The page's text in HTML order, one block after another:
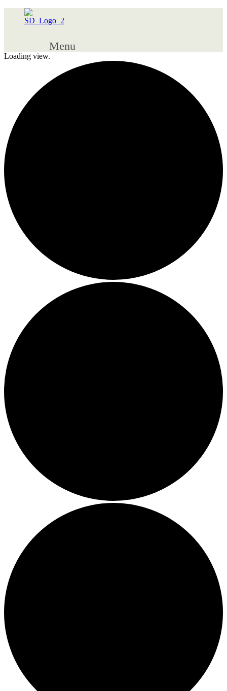
Menu
Loading view.